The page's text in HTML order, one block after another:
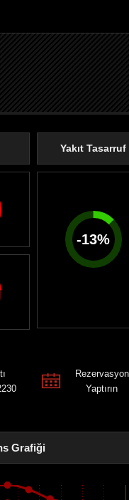
Yakıt Tasarruf
-13%
Rezervasyon
Yaptırın
Grafiği